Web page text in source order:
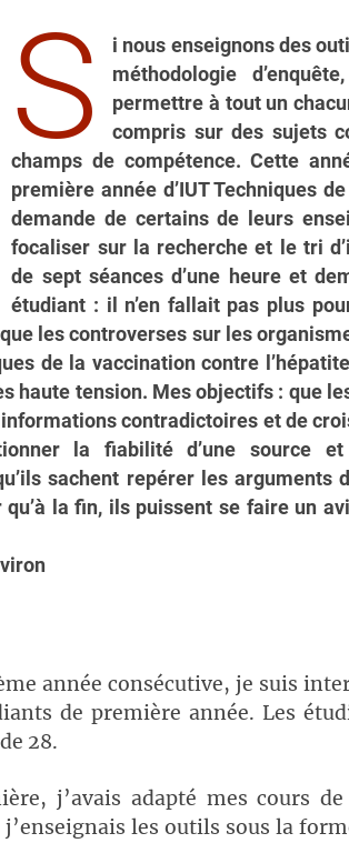
S
i nous enseignons des
méthodologie
permettre à tout un
compris sur des sujets
champs de compétence. Cette
première année d’IUT Techniques
demande de certains de leurs
focaliser sur la recherche et le tri
de sept séances d’une heure et
étudiant : il n’en fallait pas plus
les controverses sur les
de la vaccination contre
haute tension. Mes objectifs : que
contradictoires et de
la fiabilité d’une source
sachent repérer les arguments
la fin, ils puissent se faire un
année consécutive, je suis
de première année. Les
28.
j’avais adapté mes cours
j’enseignais les outils sous la